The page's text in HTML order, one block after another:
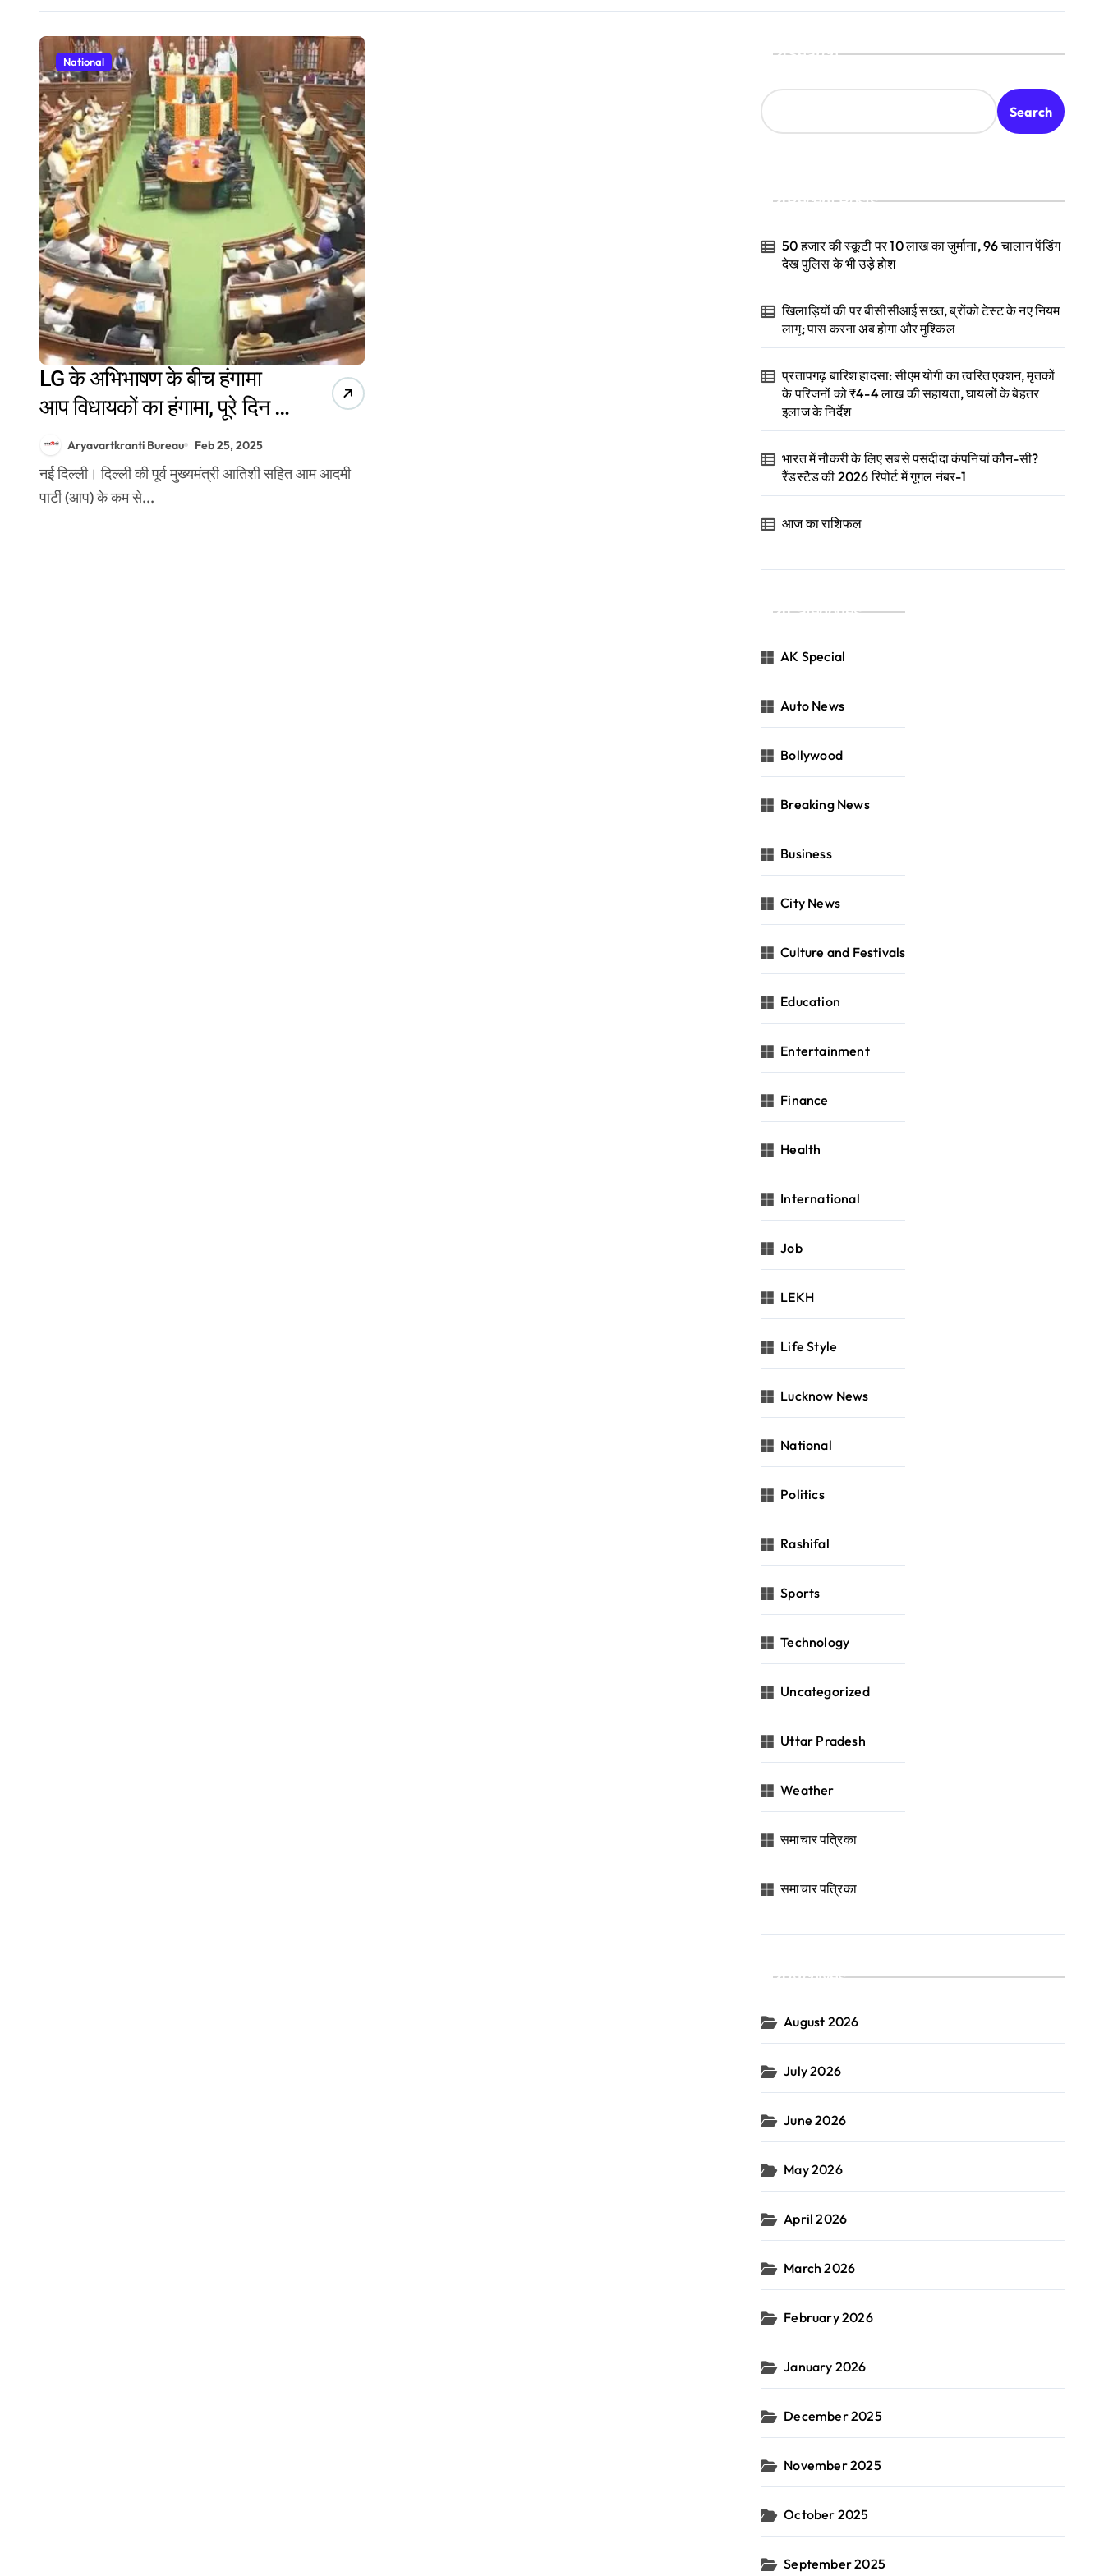
National
LG के अभिभाषण के बीच हंगामा
आप विधायकों का हंगामा, पूरे दिन के
लिए निलंबित
Aryavartkranti Bureau Feb 25, 2025
नई दिल्ली। दिल्ली की पूर्व मुख्यमंत्री आतिशी सहित आम आदमी
पार्टी (आप) के कम से...
Search
Search
Recent Posts
50 हजार की स्कूटी पर 10 लाख का जुर्माना, 96 चालान पेंडिंग
देख पुलिस के भी उड़े होश
खिलाड़ियों की पर बीसीसीआई सख्त, ब्रोंको टेस्ट के नए नियम
लागू; पास करना अब होगा और मुश्किल
प्रतापगढ़ बारिश हादसा: सीएम योगी का त्वरित एक्शन, मृतकों
के परिजनों को ₹4-4 लाख की सहायता, घायलों के बेहतर
इलाज के निर्देश
भारत में नौकरी के लिए सबसे पसंदीदा कंपनियां कौन-सी?
रैंडस्टैड की 2026 रिपोर्ट में गूगल नंबर-1
आज का राशिफल
Categories
AK Special
Auto News
Bollywood
Breaking News
Business
City News
Culture and Festivals
Education
Entertainment
Finance
Health
International
Job
LEKH
Life Style
Lucknow News
National
Politics
Rashifal
Sports
Technology
Uncategorized
Uttar Pradesh
Weather
समाचार पत्रिका
समाचार पत्रिका
Archives
August 2026
July 2026
June 2026
May 2026
April 2026
March 2026
February 2026
January 2026
December 2025
November 2025
October 2025
September 2025